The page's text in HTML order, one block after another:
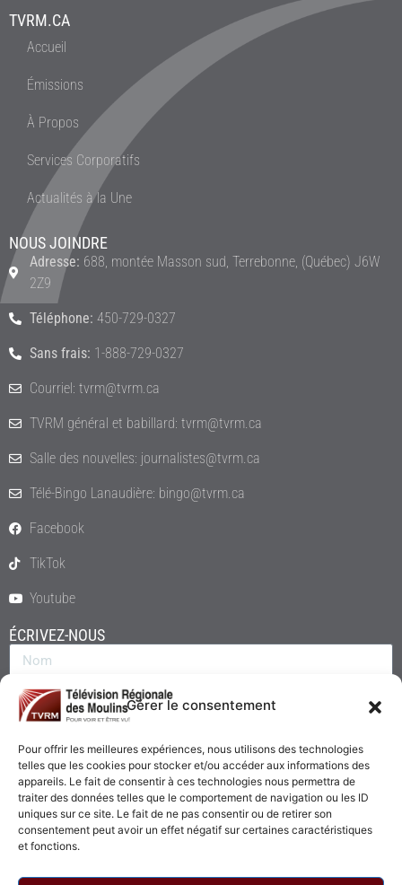
Gérer le consentement
Pour offrir les meilleures expériences, nous utilisons des technologies
telles que les cookies pour stocker et/ou accéder aux informations des
appareils. Le fait de consentir à ces technologies nous permettra de
traiter des données telles que le comportement de navigation ou les ID
uniques sur ce site. Le fait de ne pas consentir ou de retirer son
consentement peut avoir un effet négatif sur certaines caractéristiques
et fonctions.
TVRM.CA
Accueil
Émissions
À Propos
Services Corporatifs
Actualités à la Une
NOUS JOINDRE
Adresse: 688, montée Masson sud, Terrebonne, (Québec) J6W
2Z9
Téléphone: 450-729-0327
Sans frais: 1-888-729-0327
Courriel: tvrm@tvrm.ca
TVRM général et babillard: tvrm@tvrm.ca
Salle des nouvelles: journalistes@tvrm.ca
Télé-Bingo Lanaudière: bingo@tvrm.ca
Facebook
TikTok
Youtube
ÉCRIVEZ-NOUS